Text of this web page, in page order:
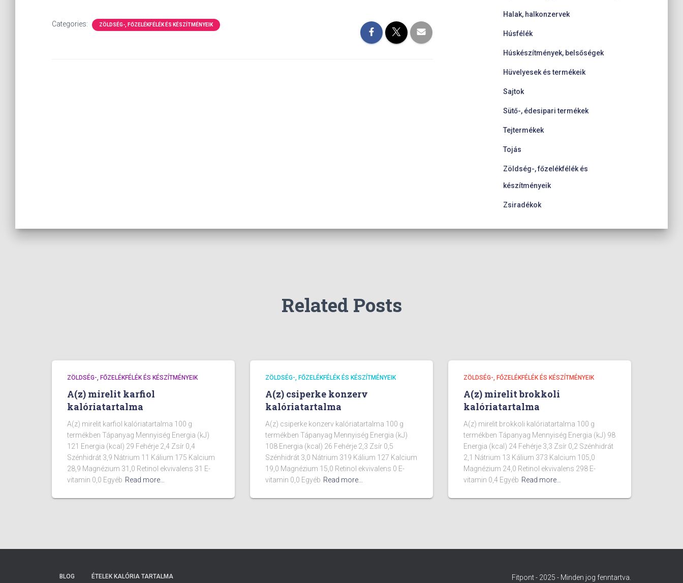
Categories: ZÖLDSÉG-, FŐZELÉKFÉLÉK ÉS KÉSZÍTMÉNYEIK
Halak, halkonzervek
Húsfélék
Húskészítmények, belsőségek
Hüvelyesek és termékeik
Sajtok
Sütő-, édesipari termékek
Tejtermékek
Tojás
Zöldség-, főzelékfélék és
készítményeik
Zsiradékok
Related Posts
ZÖLDSÉG-, FŐZELÉKFÉLÉK ÉS KÉSZÍTMÉNYEIK
A(z) mirelit karfiol
kalóriatartalma
A(z) mirelit karfiol kalóriatartalma 100 g
termékben Tápanyag Mennyiség Energia (kJ)
121 Energia (kcal) 29 Fehérje 2,4 Zsír 0,4
Szénhidrát 3,9 Nátrium 11 Kálium 175 Kalcium
28,9 Magnézium 31,0 Retinol ekvivalens 31 E-
vitamin 0,0 Egyéb Read more…
ZÖLDSÉG-, FŐZELÉKFÉLÉK ÉS KÉSZÍTMÉNYEIK
A(z) csiperke konzerv
kalóriatartalma
A(z) csiperke konzerv kalóriatartalma 100 g
termékben Tápanyag Mennyiség Energia (kJ)
108 Energia (kcal) 26 Fehérje 2,3 Zsír 0,5
Szénhidrát 3,0 Nátrium 319 Kálium 127 Kalcium
19,0 Magnézium 15,0 Retinol ekvivalens 0 E-
vitamin 0,0 Egyéb Read more…
ZÖLDSÉG-, FŐZELÉKFÉLÉK ÉS KÉSZÍTMÉNYEIK
A(z) mirelit brokkoli
kalóriatartalma
A(z) mirelit brokkoli kalóriatartalma 100 g
termékben Tápanyag Mennyiség Energia (kJ) 98
Energia (kcal) 24 Fehérje 3,3 Zsír 0,2 Szénhidrát
2,1 Nátrium 13 Kálium 373 Kalcium 105,0
Magnézium 24,0 Retinol ekvivalens 298 E-
vitamin 0,4 Egyéb Read more…
BLOG ÉTELEK KALÓRIA TARTALMA Fitpont - 2025 - Minden jog fenntartva.